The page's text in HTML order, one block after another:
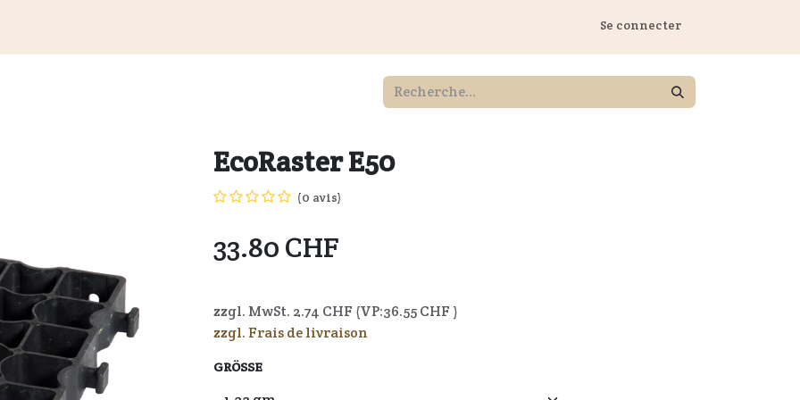
Se connecter
EcoRaster E50
(0 avis)
33.80CHF
zzgl. MwSt. 2.74 CHF (VP:36.55CHF )
zzgl. Frais de livraison
GRÖSSE